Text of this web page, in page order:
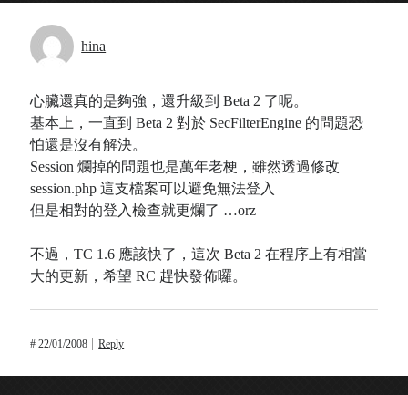
伊
on BEING 系藝人占卜
Shinoda
tabahikoon ORICON オリコン芸能ニュース APK 無廣告
版
HinaonTextcube的Nginx Rewrite
on ZARD Request Best ～beautiful memory～
ORICON RANK
Archives
hina
心臟還真的是夠強，還升級到 Beta 2 了呢。
基本上，一直到 Beta 2 對於 SecFilterEngine 的問題恐
怕還是沒有解決。
Session 爛掉的問題也是萬年老梗，雖然透過修改
session.php 這支檔案可以避免無法登入
但是相對的登入檢查就更爛了 …orz
不過，TC 1.6 應該快了，這次 Beta 2 在程序上有相當
大的更新，希望 RC 趕快發佈囉。
#22/01/2008 Reply